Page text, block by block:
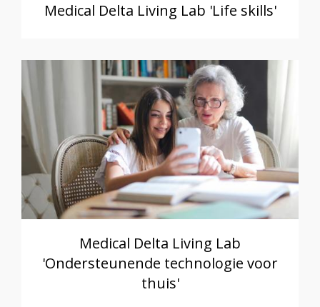
Medical Delta Living Lab 'Life skills'
Medical Delta Living Lab
'Ondersteunende technologie voor
thuis'